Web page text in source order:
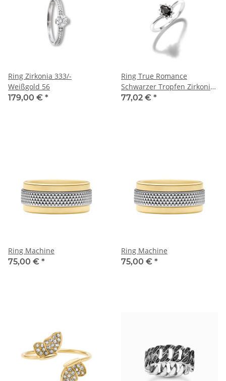
Ring Zirkonia 333/-
Weißgold 56
179,00 € *
Ring True Romance
Schwarzer Tropfen Zirkonia
Silber
77,02 € *
Ring Machine
75,00 € *
Ring Machine
75,00 € *